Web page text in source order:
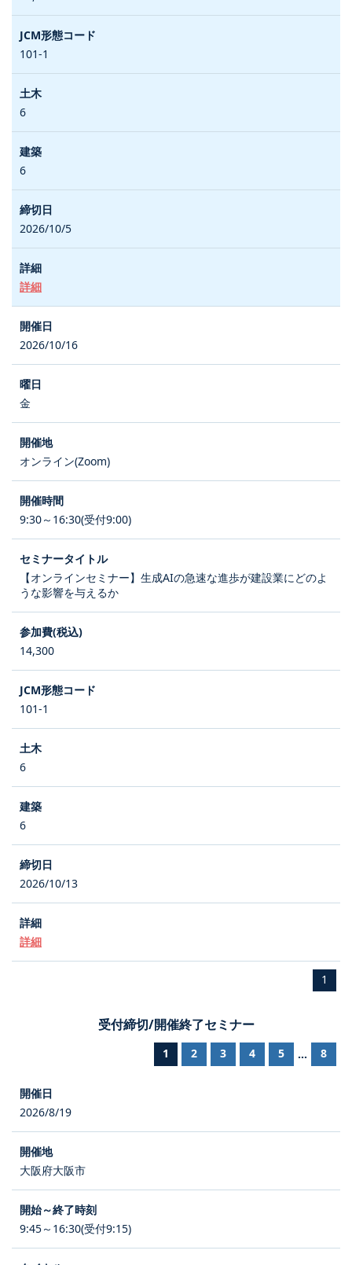
101-1
6
6
2026/10/5
詳細
2026/10/16
金
オンライン(Zoom)
9:30～16:30(受付9:00)
【オンラインセミナー】生成AIの急速な進歩が建設業にどのよ
うな影響を与えるか
14,300
101-1
6
6
2026/10/13
詳細
1
受付締切/開催終了セミナー
1 2 3 4 5 ... 8
2026/8/19
大阪府大阪市
9:45～16:30(受付9:15)